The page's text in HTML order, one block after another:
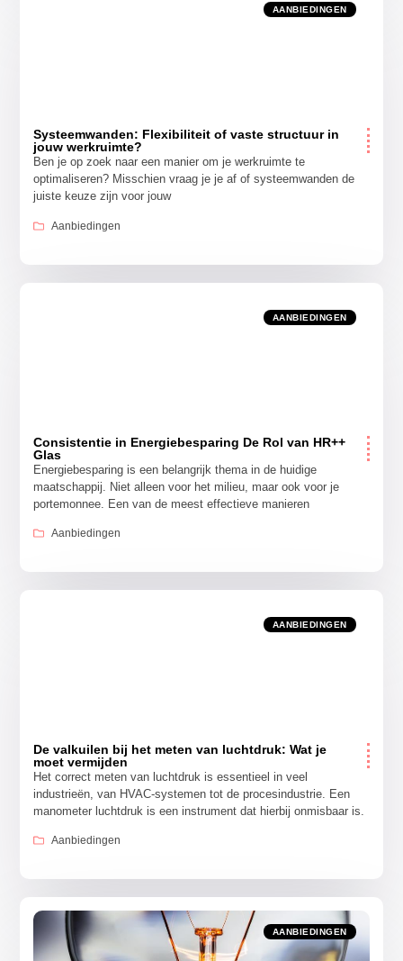
AANBIEDINGEN
Systeemwanden: Flexibiliteit of vaste structuur in
jouw werkruimte?
Ben je op zoek naar een manier om je werkruimte te
optimaliseren? Misschien vraag je je af of systeemwanden de
juiste keuze zijn voor jouw
Aanbiedingen
AANBIEDINGEN
Consistentie in Energiebesparing De Rol van HR++
Glas
Energiebesparing is een belangrijk thema in de huidige
maatschappij. Niet alleen voor het milieu, maar ook voor je
portemonnee. Een van de meest effectieve manieren
Aanbiedingen
AANBIEDINGEN
De valkuilen bij het meten van luchtdruk: Wat je
moet vermijden
Het correct meten van luchtdruk is essentieel in veel
industrieën, van HVAC-systemen tot de procesindustrie. Een
manometer luchtdruk is een instrument dat hierbij onmisbaar is.
Aanbiedingen
AANBIEDINGEN